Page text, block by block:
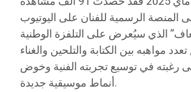
الذي سيُعرض على التلفزة الوطنية
في توسيع تجربته الفنية وخوض
أنماط موسيقية جديدة.